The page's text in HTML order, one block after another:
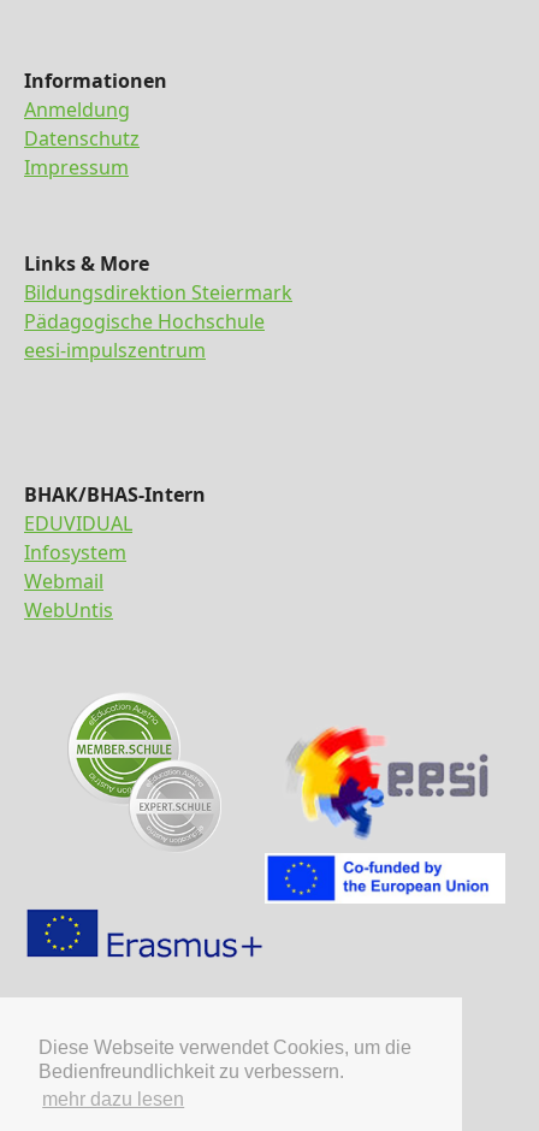
Diese Webseite verwendet Cookies, um die
Bedienfreundlichkeit zu verbessern.
mehr dazu lesen
Informationen
Anmeldung
Datenschutz
Impressum
Links & More
Bildungsdirektion Steiermark
Pädagogische Hochschule
eesi-impulszentrum
BHAK/BHAS-Intern
EDUVIDUAL
Infosystem
Webmail
WebUntis